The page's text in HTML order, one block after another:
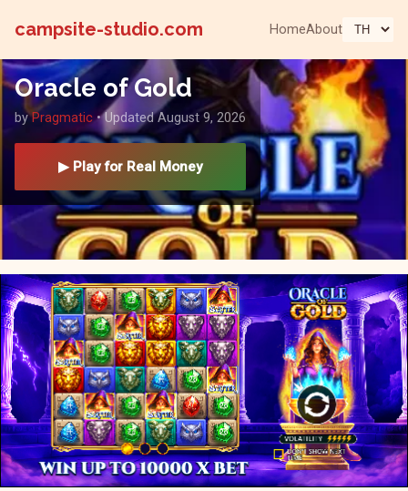
campsite-studio.com HomeAbout
Oracle of Gold
byPragmatic• Updated August 9, 2026
▶ Play for Real Money